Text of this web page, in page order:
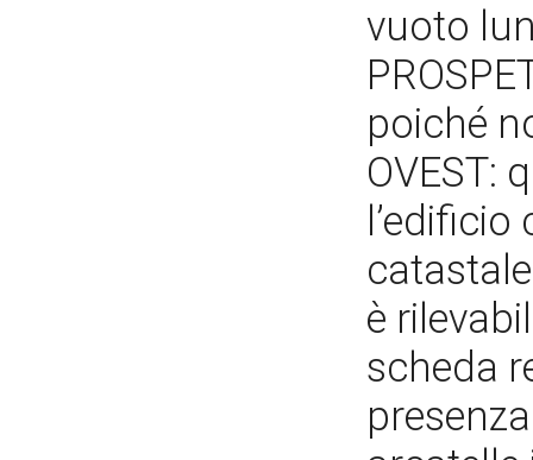
vuoto
poiché
OVEST:
catastale
è
scheda